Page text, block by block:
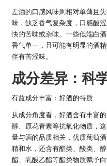
差酒的口感风味则相对单薄且
味，缺乏香气复杂度，口感酸
快的苦味或杂味。一些低端白
香气单一，且可能有明显的酒
伴有苦涩味。
成分差异：科
有益成分丰富：好酒的特质
从成分角度看，好酒含有丰富
醇、原花青素等抗氧化物质，
量与酒的品质相关，优质葡萄
精和水，还含有酯类、酸类、
酯、乳酸乙酯等酯类物质赋予